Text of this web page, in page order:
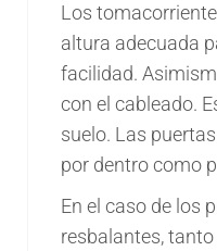
Los
altura adecuada
facilidad.
con el cableado.
suelo. Las
por dentro como
En el caso de los
resbalantes,